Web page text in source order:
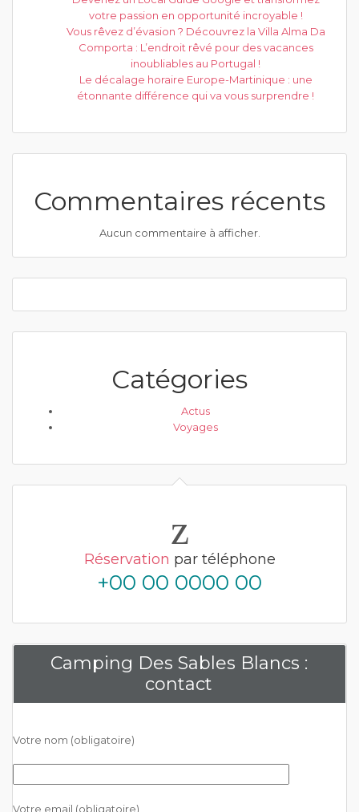
votre passion en opportunité incroyable !
Vous rêvez d’évasion ? Découvrez la Villa Alma Da
Comporta : L’endroit rêvé pour des vacances
inoubliables au Portugal !
Le décalage horaire Europe-Martinique : une
étonnante différence qui va vous surprendre !
Commentaires récents
Aucun commentaire à afficher.
Catégories
Actus
Voyages
Réservation par téléphone
+00 00 0000 00
Camping Des Sables Blancs :
contact
Votre nom (obligatoire)
Votre email (obligatoire)